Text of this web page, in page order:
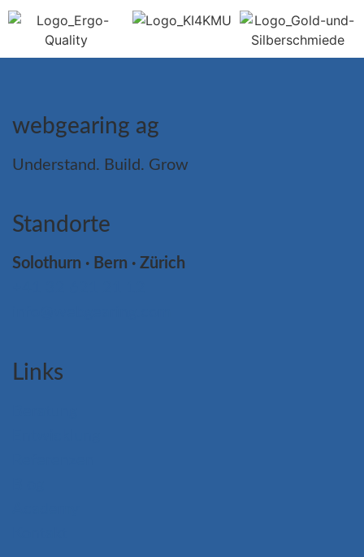
webgearing ag
Understand. Build. Grow
Standorte
Solothurn · Bern · Zürich
Links